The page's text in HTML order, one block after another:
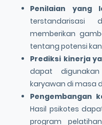
Penilaian yang
memberikan
tentang potensi
Prediksi kinerja
dapat
karyawan di masa
Pengembangan
Hasil psikotes
program